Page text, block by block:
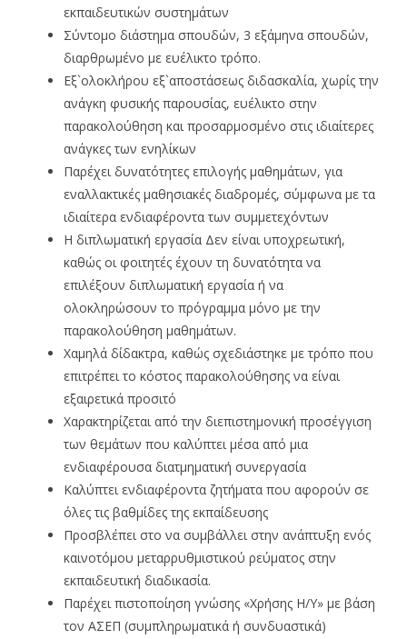
εκπαιδευτικών συστημάτων
Σύντομο διάστημα σπουδών, 3 εξάμηνα σπουδών,
διαρθρωμένο με ευέλικτο τρόπο.
Εξ`ολοκλήρου εξ`αποστάσεως διδασκαλία, χωρίς την
ανάγκη φυσικής παρουσίας, ευέλικτο στην
παρακολούθηση και προσαρμοσμένο στις ιδιαίτερες
ανάγκες των ενηλίκων
Παρέχει δυνατότητες επιλογής μαθημάτων, για
εναλλακτικές μαθησιακές διαδρομές, σύμφωνα με τα
ιδιαίτερα ενδιαφέροντα των συμμετεχόντων
Η διπλωματική εργασία Δεν είναι υποχρεωτική,
καθώς οι φοιτητές έχουν τη δυνατότητα να
επιλέξουν διπλωματική εργασία ή να
ολοκληρώσουν το πρόγραμμα μόνο με την
παρακολούθηση μαθημάτων.
Χαμηλά δίδακτρα, καθώς σχεδιάστηκε με τρόπο που
επιτρέπει το κόστος παρακολούθησης να είναι
εξαιρετικά προσιτό
Χαρακτηρίζεται από την διεπιστημονική προσέγγιση
των θεμάτων που καλύπτει μέσα από μια
ενδιαφέρουσα διατμηματική συνεργασία
Καλύπτει ενδιαφέροντα ζητήματα που αφορούν σε
όλες τις βαθμίδες της εκπαίδευσης
Προσβλέπει στο να συμβάλλει στην ανάπτυξη ενός
καινοτόμου μεταρρυθμιστικού ρεύματος στην
εκπαιδευτική διαδικασία.
Παρέχει πιστοποίηση γνώσης «Χρήσης Η/Υ» με βάση
τον ΑΣΕΠ (συμπληρωματικά ή συνδυαστικά)